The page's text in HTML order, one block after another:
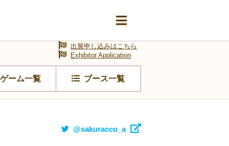
ゲーム一覧 ブース一覧
出展申し込みはこちら
Exhibitor Application
@sakuracco_a